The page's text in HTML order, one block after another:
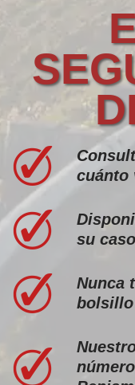
cuánto
su caso
Nunca
bolsillo